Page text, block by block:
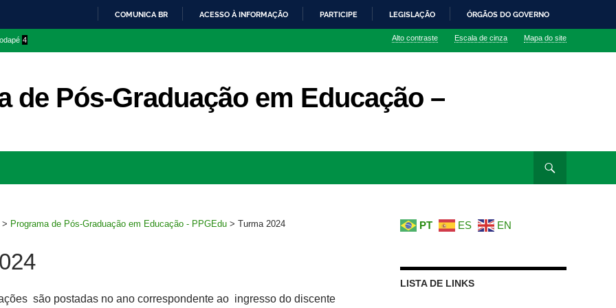
O
COMUNICA BR ACESSO À INFORMAÇÃO PARTICIPE LEGISLAÇÃO ÓRGÃOS DO GOVERNO
4 Alto contraste Escala de cinza Mapa do site
de Pós-Graduação em Educação –
> Programa de Pós-Graduação em Educação - PPGEdu > Turma 2024
são postadas no ano correspondente ao ingresso do discente
PT ES EN
LISTA DE LINKS